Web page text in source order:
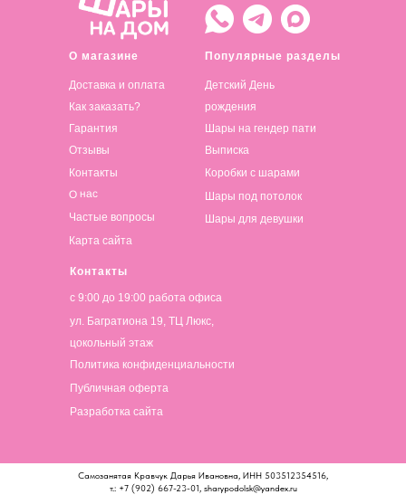
О магазине
Доставка и оплата
Популярные разделы
Детский День
рождения
Контакты
Как заказать?
Гарантия
Отзывы
Контакты
О нас
Частые вопросы
Карта сайта
Шары на гендер пати
Выписка
Коробки с шарами
Шары под потолок
Шары для девушки
с 9:00 до 19:00 работа офиса
ул. Багратиона 19, ТЦ Люкс,
цокольный этаж
Политика конфиденциальности
Публичная оферта
Разработка сайта
Самозанятая Кравчук Дарья Ивановна, ИНН 503512354516,
т.: +7 (902) 667-23-01, sharypodolsk@yandex.ru